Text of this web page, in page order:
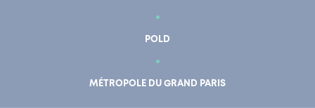
POLD
MÉTROPOLE DU GRAND PARIS
En un clic Mon compte